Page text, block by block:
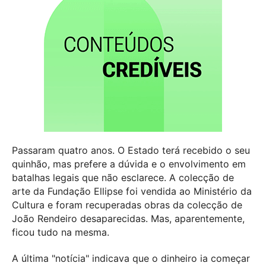
Passaram quatro anos. O Estado terá recebido o seu
quinhão, mas prefere a dúvida e o envolvimento em
batalhas legais que não esclarece. A colecção de
arte da Fundação Ellipse foi vendida ao Ministério da
Cultura e foram recuperadas obras da colecção de
João Rendeiro desaparecidas. Mas, aparentemente,
ficou tudo na mesma.
A última "notícia" indicava que o dinheiro ia começar